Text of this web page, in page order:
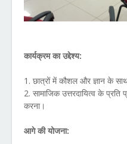
कार्यक्रम का उद्देश्य:
1. छात्रों में कौशल और ज्ञान के
2. सामाजिक उत्तरदायित्व के प्रति
करना।
आगे की योजना: